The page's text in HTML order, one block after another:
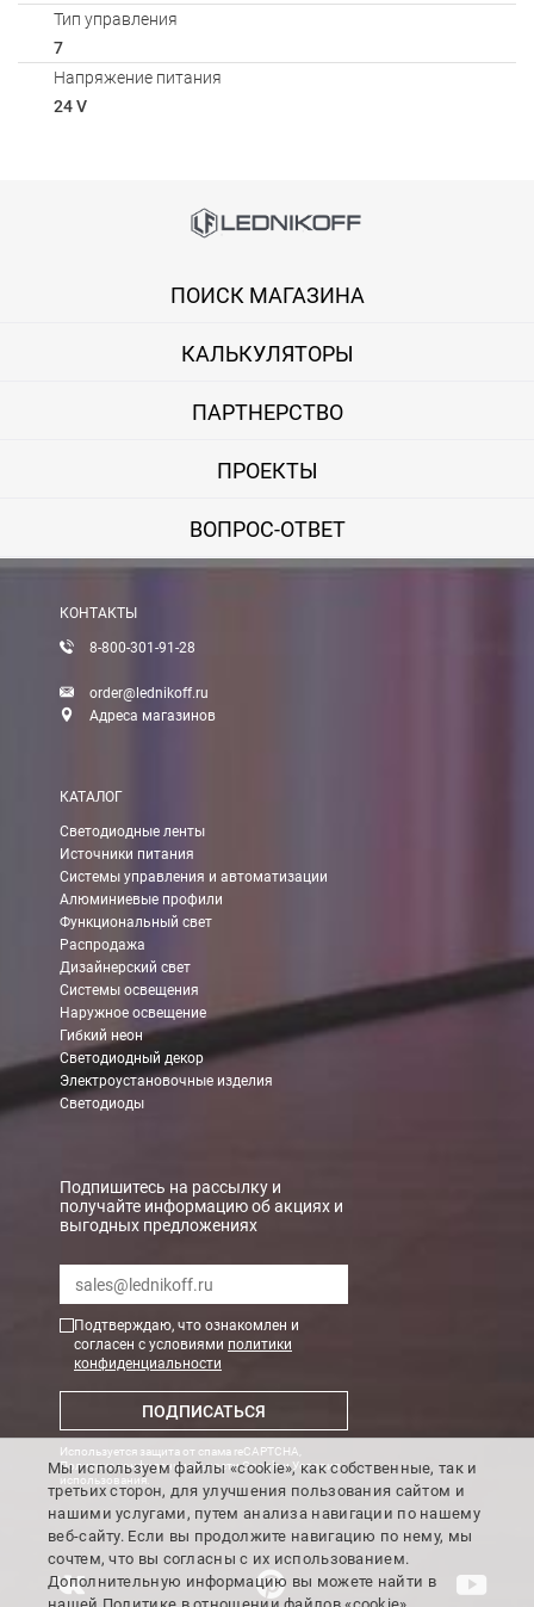
Тип управления
7
Напряжение питания
24 V
Вы можете оплатить покупку на сайте банковской картой
Оплата при получении
Вы можете оплатить заказ непосредственно при получении
Вы можете оплатить заказ по выставленному счету в любом
Доставка:
Вы можете самостоятельно забрать заказ в одном из наших
В Москве (внутри МКАД)
БЕСПЛАТНАЯ доставка при сумме заказа от 7000 руб.
При заказе менее 7000 руб. стоимость доставки 750 руб.
В Москве и МО (за МКАД)
При заказе от 7000 руб. стоимость доставки равна 30 руб.
При заказе менее 7000 руб. стоимость доставки 750 руб. +
БЕСПЛАТНАЯ доставка при сумме заказа от 7000 руб.
При заказе менее 7000 руб. стоимость доставки
Boxberry
Мы можем доставить ваши заказы сервисом компании
Транспортные компании
Мы можем отправить ваш заказ транспортной компанией в
Доставка до ТК от 7000 руб. БЕСПЛАТНО.
При заказе менее 7000 руб. стоимость доставки до ТК 750 руб.
Стоимость доставки ТК до Вашего пункта назначения Вы
Подробнее обоплате и доставке
ПОИСК МАГАЗИНА
КАЛЬКУЛЯТОРЫ
ПАРТНЕРСТВО
ПРОЕКТЫ
ВОПРОС-ОТВЕТ
КОНТАКТЫ
8-800-301-91-28
order@lednikoff.ru
Адреса магазинов
КАТАЛОГ
Светодиодные ленты
Источники питания
Системы управления и автоматизации
Алюминиевые профили
Функциональный свет
Распродажа
Дизайнерский свет
Системы освещения
Наружное освещение
Гибкий неон
Светодиодный декор
Электроустановочные изделия
Светодиоды
Подпишитесь на рассылку и
получайте информацию об акциях и
выгодных предложениях
Подтверждаю, что ознакомлен и
согласен с условиями политики
конфиденциальности
ПОДПИСАТЬСЯ
Используется защита от спама reCAPTCHA,
Политика конфиденциальности GoogleиУсловия
использования
Мы используем файлы «cookie», как собственные, так и
третьих сторон, для улучшения пользования сайтом и
нашими услугами, путем анализа навигации по нашему
веб-сайту. Если вы продолжите навигацию по нему, мы
сочтем, что вы согласны с их использованием.
Дополнительную информацию вы можете найти в